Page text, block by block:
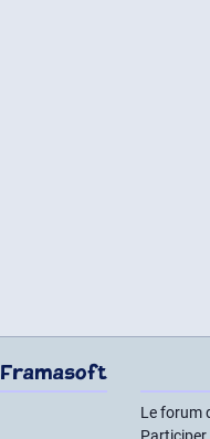
Framasoft
Le forum